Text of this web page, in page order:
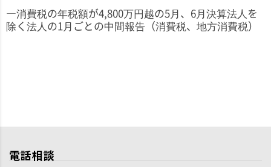
―消費税の年税額が4,800万円越の5月、 6月決算法人を
除く法人の1月ごとの中間報告（消費税、地方消費税）
電話相談